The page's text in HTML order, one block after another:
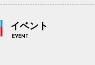
イベント
EVENT